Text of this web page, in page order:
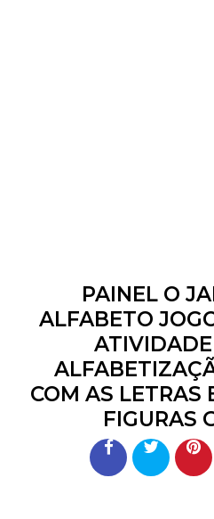
PAINEL O
ALFABETO
COM AS LETRAS
FIGURAS